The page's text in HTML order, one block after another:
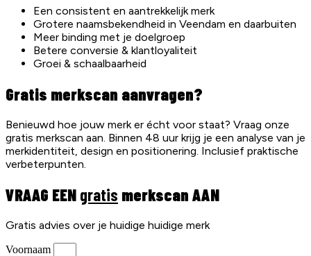
Een consistent en aantrekkelijk merk
Grotere naamsbekendheid in Veendam en daarbuiten
Meer binding met je doelgroep
Betere conversie & klantloyaliteit
Groei & schaalbaarheid
Gratis merkscan aanvragen?
Benieuwd hoe jouw merk er écht voor staat? Vraag onze
gratis merkscan aan. Binnen 48 uur krijg je een analyse van je
merkidentiteit, design en positionering. Inclusief praktische
verbeterpunten.
VRAAG EEN gratis merkscan AAN
Gratis advies over je huidige huidige merk
Voornaam